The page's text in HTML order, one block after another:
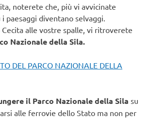
noterete che, più vi avvicinate
paesaggi diventano selvaggi.
Cecita alle vostre spalle, vi ritroverete
Nazionale della Sila.
DEL PARCO NAZIONALE DELLA
il Parco Nazionale della Sila su
alle ferrovie dello Stato ma non per